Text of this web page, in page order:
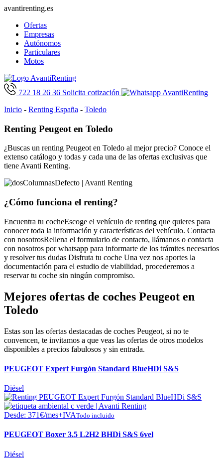
avantirenting.es
Ofertas
Empresas
Autónomos
Particulares
Motos
722 18 26 36 Solicita cotización
Inicio - Renting España - Toledo
Renting Peugeot en Toledo
¿Buscas un renting Peugeot en Toledo al mejor precio? Conoce el
extenso catálogo y todas y cada una de las ofertas exclusivas que
tiene Avanti Renting.
¿Cómo funciona el renting?
Encuentra tu cocheEscoge el vehículo de renting que quieres para
conocer toda la información y características del vehículo. Contacta
con nosotrosRellena el formulario de contacto, llámanos o contacta
con nosotros por whatsapp para informarte de los trámites necesarios
y resolver tus dudas Disfruta tu coche Una vez nos aportes la
documentación para el estudio de viabilidad, procederemos a
reservar tu coche sin ningún compromiso.
Mejores ofertas de coches Peugeot en
Toledo
Estas son las ofertas destacadas de coches Peugeot, si no te
convencen, te invitamos a que veas las ofertas de otros modelos
disponibles a precios fabulosos y sin entrada.
PEUGEOT Expert Furgón Standard BlueHDi S&S
Diésel
Desde: 371€/mes+IVATodo incluido
PEUGEOT Boxer 3.5 L2H2 BHDi S&S 6vel
Diésel